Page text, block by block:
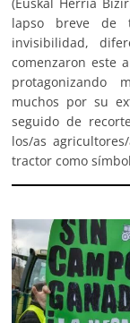
lapso breve de
invisibilidad,
comenzaron este
protagonizando
muchos por su
seguido de
los/as
tractor como